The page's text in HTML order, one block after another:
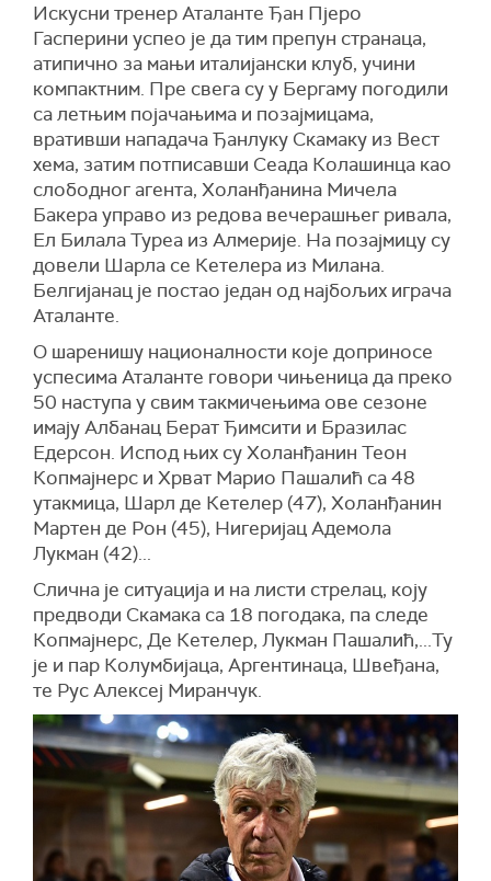
Искусни тренер Аталанте Ђан Пјерo
Гасперини успео је да тим препун странаца,
атипично за мањи италијански клуб, учини
компактним. Пре свега су у Бергаму погодили
са летњим појачањима и позајмицама,
вративши нападача Ђанлуку Скамаку из Вест
хема, затим потписавши Сеада Колашинца као
слободног агента, Холанђанина Мичела
Бакера управо из редова вечерашњег ривала,
Ел Билала Туреа из Алмерије. На позајмицу су
довели Шарла се Кетелера из Милана.
Белгијанац је постао један од најбољих играча
Аталанте.
О шаренишу националности које доприносе
успесима Аталанте говори чињеница да преко
50 наступа у свим такмичењима ове сезоне
имају Албанац Берат Ђимсити и Бразилас
Едерсон. Испод њих су Холанђанин Теон
Копмајнерс и Хрват Марио Пашалић са 48
утакмица, Шарл де Кетелер (47), Холанђанин
Мартен де Рон (45), Нигеријац Адемола
Лукман (42)...
Слична је ситуација и на листи стрелац, коју
предводи Скамака са 18 погодака, па следе
Копмајнерс, Де Кетелер, Лукман Пашалић,...Ту
је и пар Колумбијаца, Аргентинаца, Швеђана,
те Рус Алексеј Миранчук.